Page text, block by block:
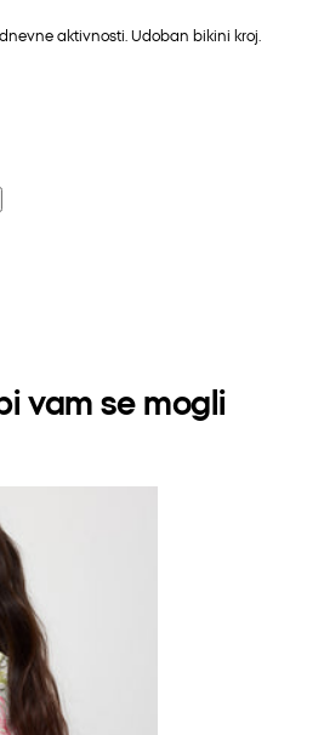
aktivnosti. Udoban bikini kroj.
vam se mogli